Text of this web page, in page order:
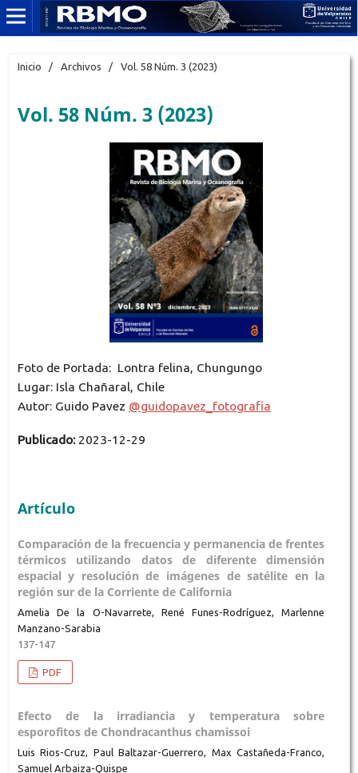
Inicio / Archivos / Vol. 58 Núm. 3 (2023)
Vol. 58 Núm. 3 (2023)
Foto de Portada: Lontra felina, Chungungo
Lugar: Isla Chañaral, Chile
Autor: Guido Pavez @guidopavez_fotografia
Publicado: 2023-12-29
Artículo
Comparación de la frecuencia y permanencia de frentes
térmicos utilizando datos de diferente dimensión
espacial y resolución de imágenes de satélite en la
región sur de la Corriente de California
Amelia De la O-Navarrete, René Funes-Rodríguez, Marlenne
Manzano-Sarabia
137-147
PDF
Efecto de la irradiancia y temperatura sobre
esporofitos de Chondracanthus chamissoi
Luis Rios-Cruz, Paul Baltazar-Guerrero, Max Castañeda-Franco,
Samuel Arbaiza-Quispe